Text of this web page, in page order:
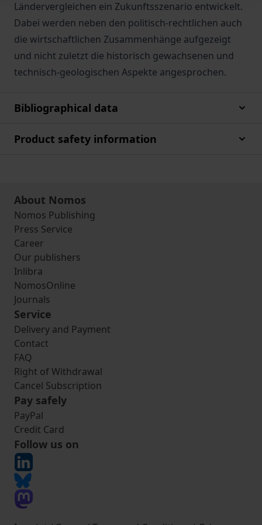
Ländervergleichen ein Zukunftsszenario entwickelt.
Dabei werden neben den politisch-rechtlichen auch
die wirtschaftlichen Zusammenhänge aufgezeigt
und nicht zuletzt die historisch gewachsenen und
technisch-geologischen Aspekte angesprochen.
Bibliographical data
Product safety information
About Nomos
Nomos Publishing
Press Service
Career
Our publishers
Inlibra
NomosOnline
Journals
Service
Delivery and Payment
Contact
FAQ
Right of Withdrawal
Cancel Subscription
Pay safely
PayPal
Credit Card
Follow us on